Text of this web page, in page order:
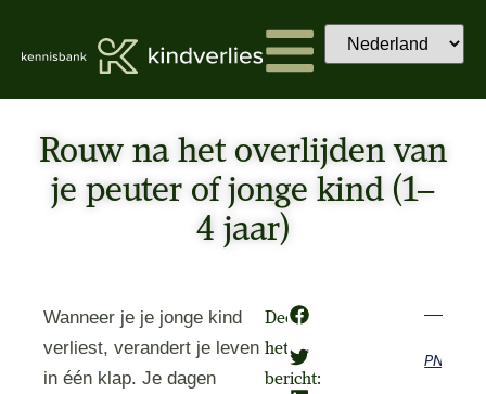
Rouw na het overlijden van
je peuter of jonge kind (1–
4 jaar)
Wanneer je je jonge kind
verliest, verandert je leven
in één klap. Je dagen
Deel
het
bericht:
Previous